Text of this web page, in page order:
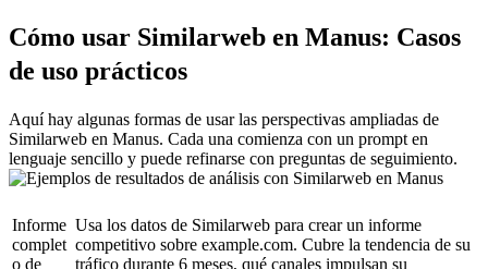
Cómo usar Similarweb en Manus: Casos
de uso prácticos
Aquí hay algunas formas de usar las perspectivas ampliadas de
Similarweb en Manus. Cada una comienza con un prompt en
lenguaje sencillo y puede refinarse con preguntas de seguimiento.
Informe
complet
o de
Usa los datos de Similarweb para crear un informe
competitivo sobre example.com. Cubre la tendencia de su
tráfico durante 6 meses, qué canales impulsan su